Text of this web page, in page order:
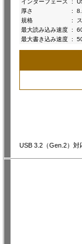
厚さ
:
規格
:
最大読み込み速度 :
最大書き込み速度 :
USB 3.2（Gen.2）